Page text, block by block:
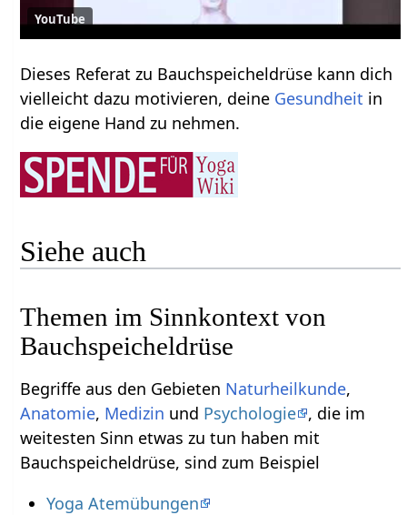
YouTube
Dieses Referat zu Bauchspeicheldrüse kann dich
vielleicht dazu motivieren, deine Gesundheit in
die eigene Hand zu nehmen.
Siehe auch
Themen im Sinnkontext von
Bauchspeicheldrüse
Begriffe aus den Gebieten Naturheilkunde,
Anatomie, Medizin und Psychologie , die im
weitesten Sinn etwas zu tun haben mit
Bauchspeicheldrüse, sind zum Beispiel
Yoga Atemübungen